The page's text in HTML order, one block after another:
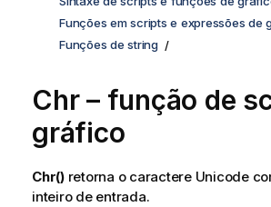
Funções em scripts e expressões de
Funções de string
Chr – função de
gráfico
Chr()retorna o caractere Unicode
inteiro de entrada.